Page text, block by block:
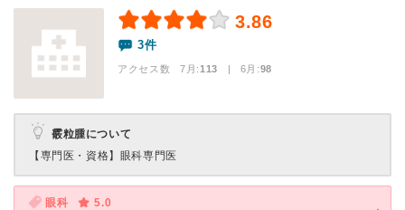
3.86
3件
アクセス数 7月:113 | 6月:98
霰粒腫について
【専門医・資格】 眼科専門医
眼科
5.0